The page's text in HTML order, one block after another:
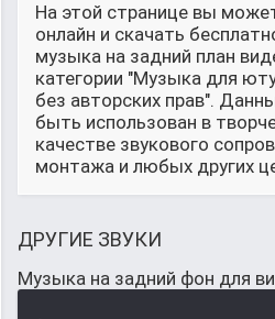
На этой странице вы
онлайн и скачать
музыка на задний план
категории "Музыка для
без авторских прав".
быть использован в
качестве звукового
монтажа и любых других
ДРУГИЕ ЗВУКИ
Музыка на задний фон для